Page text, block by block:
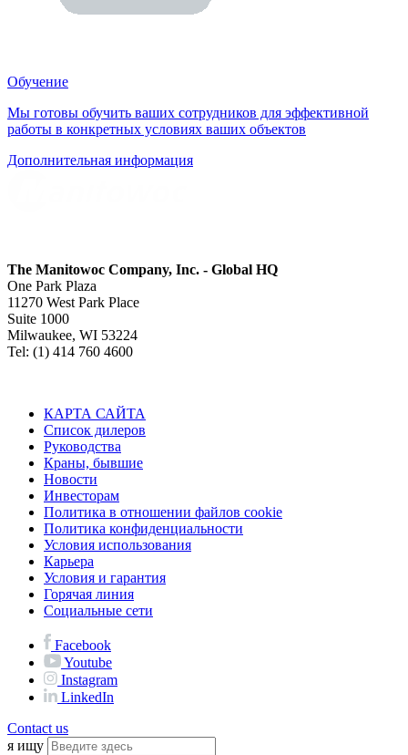
Обучение
Мы готовы обучить ваших сотрудников для эффективной
работы в конкретных условиях ваших объектов
Дополнительная информация
The Manitowoc Company, Inc. - Global HQ
One Park Plaza
11270 West Park Place
Suite 1000
Milwaukee, WI 53224
Tel: (1) 414 760 4600
КАРТА САЙТА
Список дилеров
Руководства
Краны, бывшие
Новости
Инвесторам
Политика в отношении файлов cookie
Политика конфиденциальности
Условия использования
Карьера
Условия и гарантия
Горячая линия
Социальные сети
Facebook
Youtube
Instagram
LinkedIn
Contact us
я ищу